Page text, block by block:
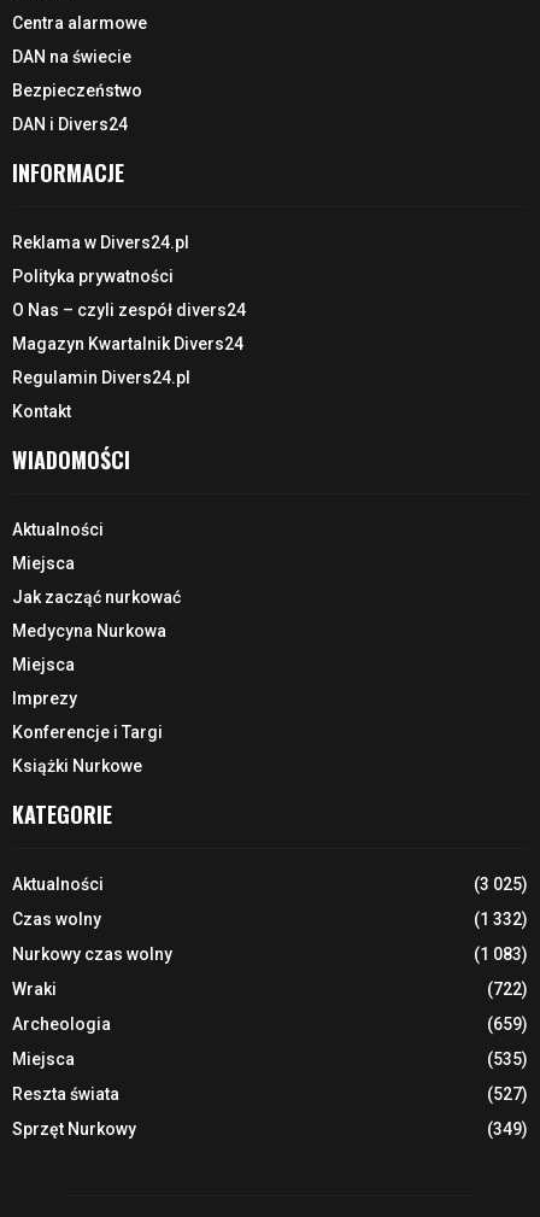
Centra alarmowe
DAN na świecie
Bezpieczeństwo
DAN i Divers24
INFORMACJE
Reklama w Divers24.pl
Polityka prywatności
O Nas – czyli zespół divers24
Magazyn Kwartalnik Divers24
Regulamin Divers24.pl
Kontakt
WIADOMOŚCI
Aktualności
Miejsca
Jak zacząć nurkować
Medycyna Nurkowa
Miejsca
Imprezy
Konferencje i Targi
Książki Nurkowe
KATEGORIE
Aktualności
(3 025)
Czas wolny
(1 332)
Nurkowy czas wolny
(1 083)
Wraki
(722)
Archeologia
(659)
Miejsca
(535)
Reszta świata
(527)
Sprzęt Nurkowy
(349)